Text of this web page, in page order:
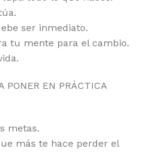
ser inmediato.
tu mente para el cambio.
PONER EN PRÁCTICA
metas.
más te hace perder el